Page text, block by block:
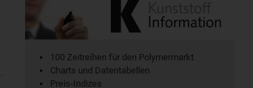
100 Zeitreihen für den Polymermarkt
Charts und Datentabellen
Preis-Indizes